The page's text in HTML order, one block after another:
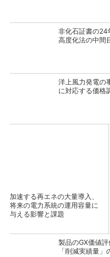
非化石証書の24
高度化法の中間
洋上風力発電の
に対応する価格
加速する再エネの大量導入、
将来の電力系統の運用容量に
与える影響と課題
製品のGX価値
「削減実績量